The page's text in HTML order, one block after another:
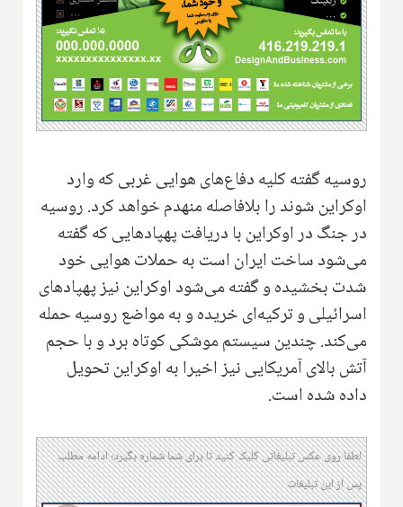
روسیه گفته کلیه دفاع‌های هوایی غربی که وارد
اوکراین شوند را بلافاصله منهدم خواهد کرد. روسیه
در جنگ در اوکراین با دریافت پهپادهایی که گفته
می‌شود ساخت ایران است به حملات هوایی خود
شدت بخشیده و گفته می‌شود اوکراین نیز پهپادهای
اسرائیلی و ترکیه‌ای خریده و به مواضع روسیه حمله
می‌کند. چندین سیستم موشکی کوتاه برد و با حجم
آتش بالای آمریکایی نیز اخیرا به اوکراین تحویل
داده شده است.
لطفا روی عکس تبلیغاتی کلیک کنید تا برای شما شماره بگیرد؛ ادامه مطلب
پس از این تبلیغات